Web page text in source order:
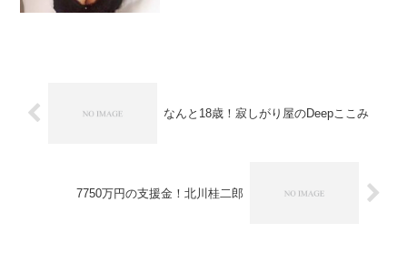
なんと18歳！寂しがり屋のDeepここみ
7750万円の支援金！北川桂二郎